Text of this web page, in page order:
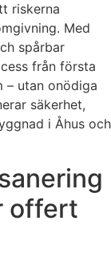
riskerna
Med
spårbar
från första
– utan onödiga
säkerhet,
i Åhus och
offert